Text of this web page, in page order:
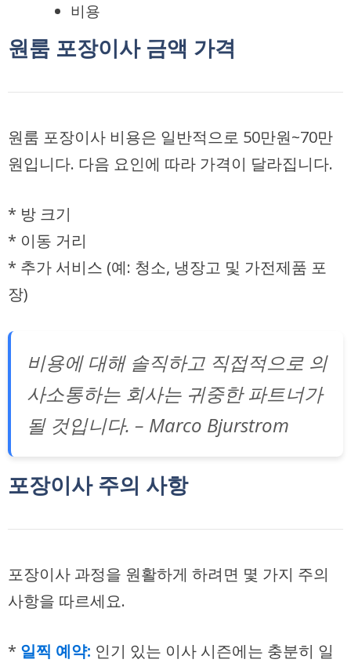
비용
원룸 포장이사 금액 가격
원룸 포장이사 비용은 일반적으로 50만원~70만
원입니다. 다음 요인에 따라 가격이 달라집니다.
* 방 크기
* 이동 거리
* 추가 서비스 (예: 청소, 냉장고 및 가전제품 포
장)
비용에 대해 솔직하고 직접적으로 의
사소통하는 회사는 귀중한 파트너가
될 것입니다. – Marco Bjurstrom
포장이사 주의 사항
포장이사 과정을 원활하게 하려면 몇 가지 주의
사항을 따르세요.
* 일찍 예약: 인기 있는 이사 시즌에는 충분히 일